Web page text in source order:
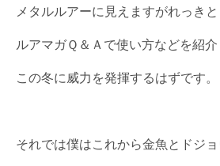
メタルルアーに見えますがれっきと
ルアマガＱ＆Ａで使い方などを紹介
この冬に威力を発揮するはずです。
それでは僕はこれから金魚とドジ